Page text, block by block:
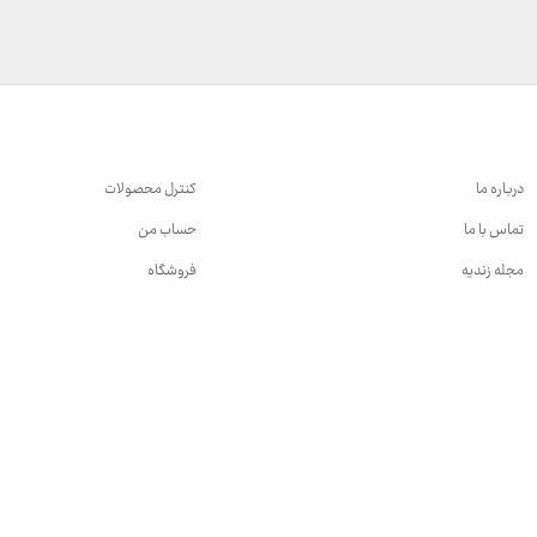
درباره ما
تماس با ما
مجله زندیه
کنترل محصولات
حساب من
فروشگاه